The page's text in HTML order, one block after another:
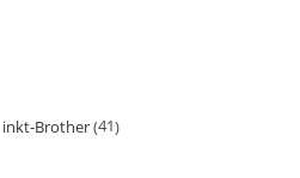
inkt-Brother 41